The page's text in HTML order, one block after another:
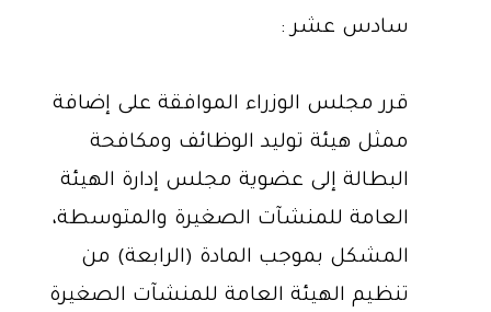
سادس عشر :
قرر مجلس الوزراء الموافقة على إضافة
ممثل هيئة توليد الوظائف ومكافحة
البطالة إلى عضوية مجلس إدارة الهيئة
العامة للمنشآت الصغيرة والمتوسطة،
المشكل بموجب المادة (الرابعة) من
تنظيم الهيئة العامة للمنشآت الصغيرة